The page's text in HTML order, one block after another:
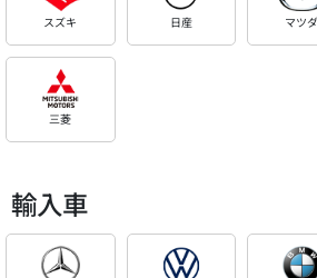
スズキ 日産 マツダ
三菱
輸入車